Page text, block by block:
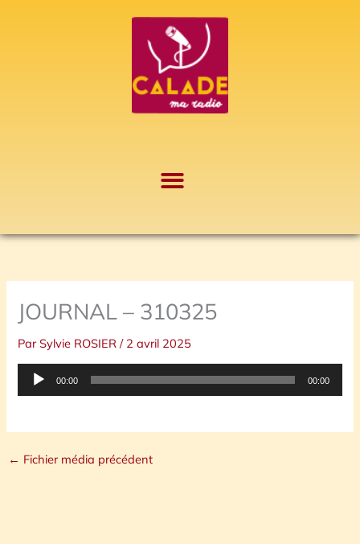
JOURNAL – 310325
ParSylvie ROSIER/ 2 avril 2025
Lecteur
00:00 00:00
← Fichier média précédent